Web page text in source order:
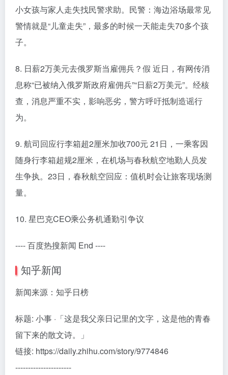
小女孩与家人走失找民警求助。民警：海边浴场最常见
警情就是“儿童走失”，最多的时候一天能走失70多个孩
子。
8. 日薪2万美元去俄罗斯当雇佣兵？假 近日，有网传消
息称“已被纳入俄罗斯政府雇佣兵”“日薪2万美元”。经核
查，消息严重不实，影响恶劣，警方呼吁抵制造谣行
为。
9. 航司回应行李箱超2厘米加收700元 21日，一乘客因
随身行李箱超规2厘米，在机场与春秋航空地勤人员发
生争执。23日，春秋航空回应：值机时会让旅客现场测
量。
10. 星巴克CEO乘公务机通勤引争议
---- 百度热搜新闻 End ----
知乎新闻
新闻来源：知乎日榜
标题: 小事 ·「这是我父亲日记里的文字，这是他的青春
留下来的散文诗。」
链接: https://daily.zhihu.com/story/9774846
----------------------